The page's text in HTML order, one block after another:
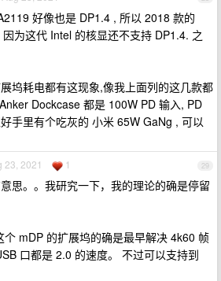
好像也是 DP1.4 , 所以 2018 款的
为这代 Intel 的核显还不支持 DP1.4. 之
坞耗电都有这现象,像我上面列的这几款都
Dockcase 都是 100W PD 输入, PD
手里有个吃灰的 小米 65W GaNg , 可以
29
23, 2021 1
思。。我研究一下，我的理论的确是停留
个 mDP 的扩展坞的确是最早解决 4k60 帧
口都是 2.0 的速度。 不过可以支持到